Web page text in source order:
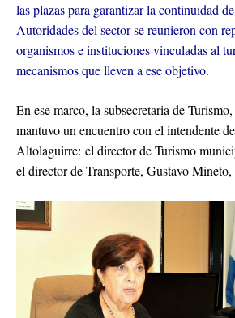
las plazas para garantizar la continuidad
Autoridades del sector se reunieron con
organismos e instituciones vinculadas al
mecanismos que lleven a ese objetivo.
En ese marco, la subsecretaria de
mantuvo un encuentro con el intendente
Altolaguirre: el director de Turismo
el director de Transporte, Gustavo Mineto,